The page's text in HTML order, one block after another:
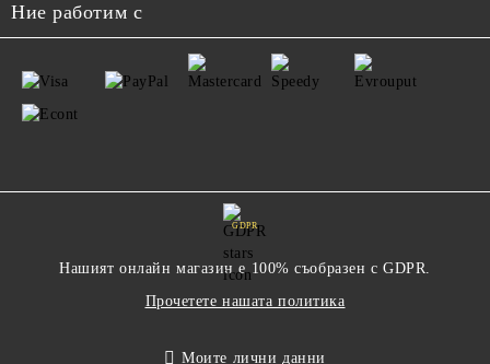
Ние работим с
GDPR
Нашият онлайн магазин е 100% съобразен с GDPR.
Прочетете нашата политика
Моите лични данни